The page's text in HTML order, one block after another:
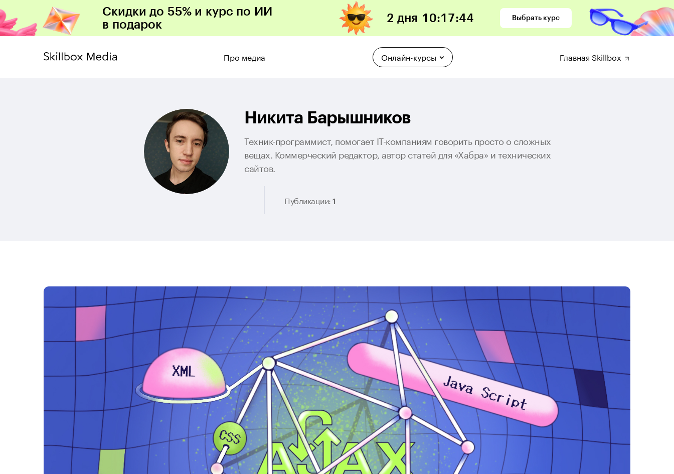
Скидки до 55% и курс по ИИ
в подарок
2 дня 10:17:43 Выбрать курс
Про медиа Онлайн-курсы Главная Skillbox
Никита Барышников
Техник-программист, помогает IT-компаниям говорить просто о сложных
вещах. Коммерческий редактор, автор статей для «Хабра» и технических
сайтов.
Публикации: 1